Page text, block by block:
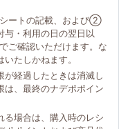
ートの記載、および②
与・利用の日の翌日以
ご確認いただけます。な
たしかねます。
が経過したときは消滅し
は、最終のナデポポイン
る場合は、購入時のレシ